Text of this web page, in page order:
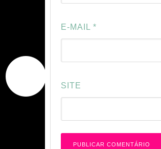
E-MAIL *
SITE